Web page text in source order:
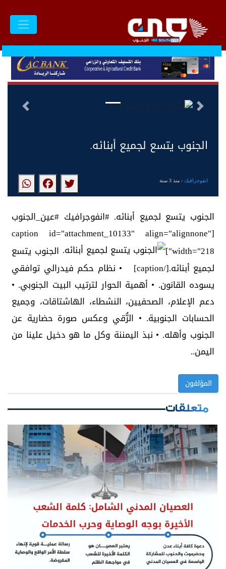
الجنوب يتسع لجميع أبنائه.
التالى السابق
الجنوب يتسع لجميع أبنائه.
انفوجرافيك- منذ 3 سنة
الجنوب يتسع لجميع أبنائه. #انفوجرافيك #عين_الجنوب
[caption id="attachment_10133" align="alignnone"
width="218"]
الجنوب يتسع
لجميع أبنائه.[/caption] • نظام حكم فيدرالي توافقي
يسوده القانون. • أهمية الحوار لترتيب البيت الجنوبي. •
دعم الإعلام، الصحفيين، النشطاء، الهاشتاقات، وجميع
الحسابات الجنوبية. • الرُّقي وعكس صورة حضارية عن
الجنوب وأهله. • نبذ اليمننة وكل ما هو دخيل علينا من
اليمن..
المؤلفون
متعلقات